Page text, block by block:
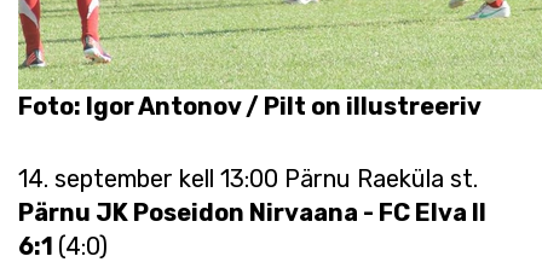
Foto: Igor Antonov / Pilt on illustreeriv
14. september kell 13:00 Pärnu Raeküla st.
Pärnu JK Poseidon Nirvaana - FC Elva II
6:1 (4:0)